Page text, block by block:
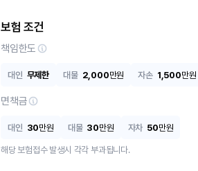
보험 조건
책임한도
대인 무제한 대물 2,000만원 자손 1,500만원
면책금
대인 30만원 대물 30만원 자차 50만원
해당 보험접수 발생시 각각 부과됩니다.